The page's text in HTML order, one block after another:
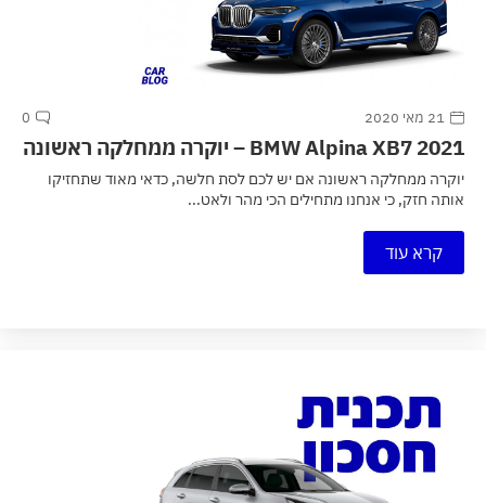
21 מאי 2020 0
2021 BMW Alpina XB7 – יוקרה ממחלקה ראשונה
יוקרה ממחלקה ראשונה אם יש לכם לסת חלשה, כדאי מאוד שתחזיקו
אותה חזק, כי אנחנו מתחילים הכי מהר ולאט...
קרא עוד